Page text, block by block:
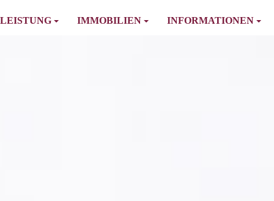
LEISTUNG IMMOBILIEN INFORMATIONEN